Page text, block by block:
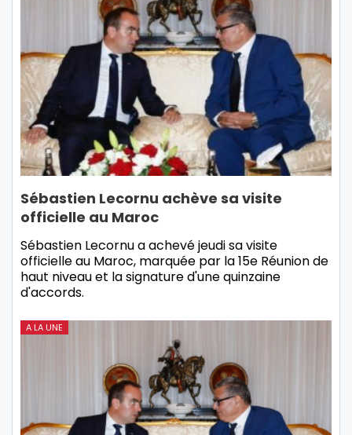
Sébastien Lecornu achève sa visite
officielle au Maroc
Sébastien Lecornu a achevé jeudi sa visite
officielle au Maroc, marquée par la 15e Réunion de
haut niveau et la signature d'une quinzaine
d'accords.
A LA UNE